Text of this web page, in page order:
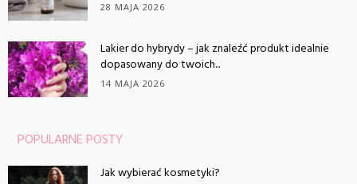
28 MAJA 2026
Lakier do hybrydy – jak znaleźć produkt idealnie
dopasowany do twoich...
14 MAJA 2026
POPULARNE POSTY
Jak wybierać kosmetyki?